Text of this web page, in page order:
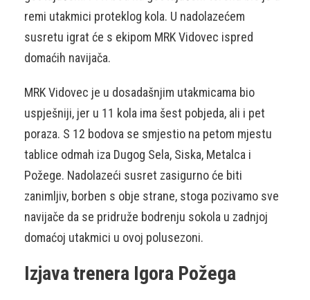
remi utakmici proteklog kola. U nadolazećem
susretu igrat će s ekipom MRK Vidovec ispred
domaćih navijača.
MRK Vidovec je u dosadašnjim utakmicama bio
uspješniji, jer u 11 kola ima šest pobjeda, ali i pet
poraza. S 12 bodova se smjestio na petom mjestu
tablice odmah iza Dugog Sela, Siska, Metalca i
Požege. Nadolazeći susret zasigurno će biti
zanimljiv, borben s obje strane, stoga pozivamo sve
navijače da se pridruže bodrenju sokola u zadnjoj
domaćoj utakmici u ovoj polusezoni.
Izjava trenera Igora Požega